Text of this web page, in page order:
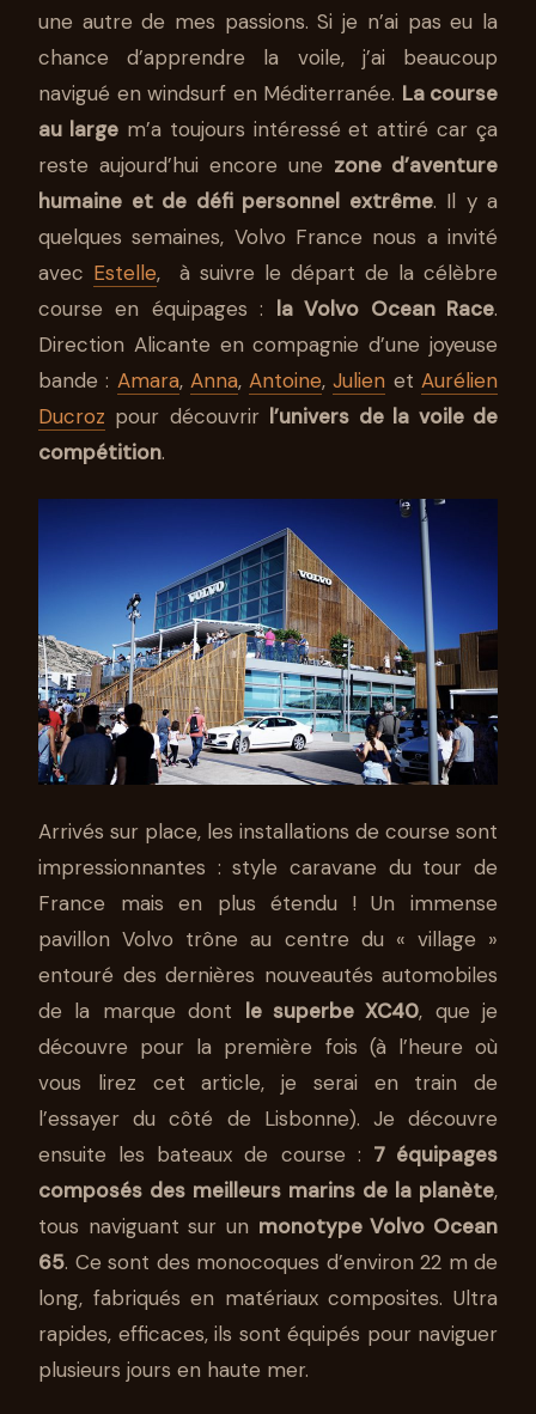
EN IMMERSION DANS LA
VOLVO OCEAN RACE
25 JAN 2018 4 MIN DE LECTURE STÉPHANE SEGURA
une autre de mes passions. Si je n’ai pas eu la
chance d’apprendre la voile, j’ai beaucoup
navigué en windsurf en Méditerranée. La course
au largem’a toujours intéressé et attiré car ça
reste aujourd’hui encore une zone d’aventure
humaine et de défi personnel extrême. Il y a
quelques semaines, Volvo France nous a invité
avec Estelle, à suivre le départ de la célèbre
course en équipages : la Volvo Ocean Race.
Direction Alicante en compagnie d’une joyeuse
bande : Amara, Anna,Antoine,Julien etAurélien
Ducroz pour découvrir l’univers de la voile de
compétition.
Arrivés sur place, les installations de course sont
impressionnantes : style caravane du tour de
France mais en plus étendu ! Un immense
pavillon Volvo trône au centre du « village »
entouré des dernières nouveautés automobiles
de la marque dont le superbe XC40, que je
découvre pour la première fois (à l’heure où
vous lirez cet article, je serai en train de
l’essayer du côté de Lisbonne). Je découvre
ensuite les bateaux de course : 7 équipages
composés des meilleurs marins de la planète,
tous naviguant sur un monotype Volvo Ocean
65. Ce sont des monocoques d’environ 22 m de
long, fabriqués en matériaux composites. Ultra
rapides, efficaces, ils sont équipés pour naviguer
plusieurs jours en haute mer.